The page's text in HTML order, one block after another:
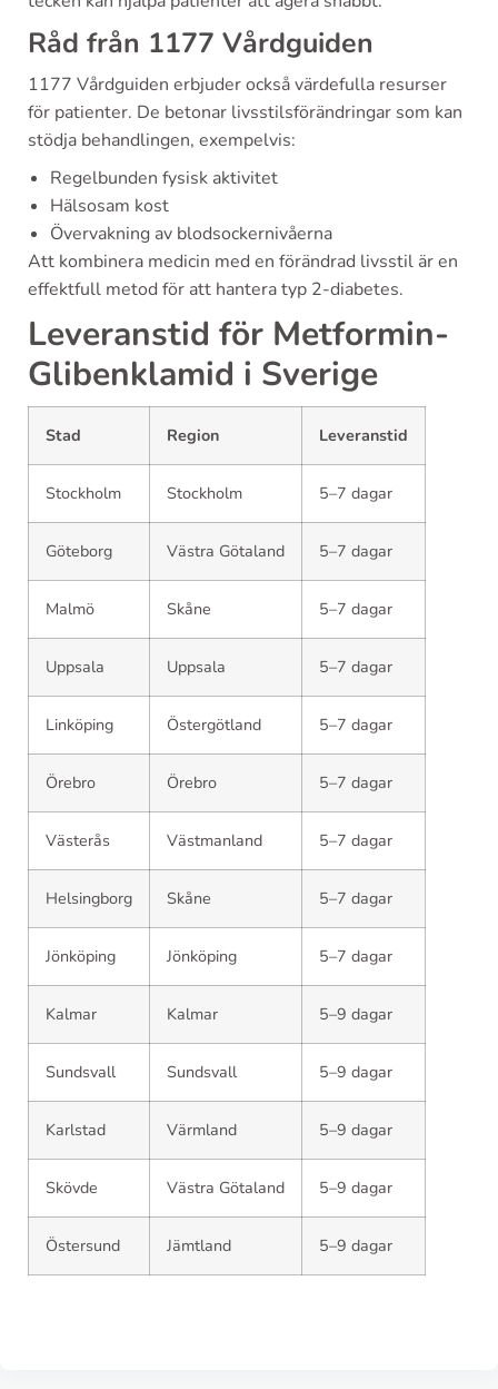
Råd från 1177 Vårdguiden
1177 Vårdguiden erbjuder också värdefulla resurser
för patienter. De betonar livsstilsförändringar som kan
stödja behandlingen, exempelvis:
Regelbunden fysisk aktivitet
Hälsosam kost
Övervakning av blodsockernivåerna
Att kombinera medicin med en förändrad livsstil är en
effektfull metod för att hantera typ 2-diabetes.
Leveranstid för Metformin-
Glibenklamid i Sverige
Stad Region Leveranstid
Stockholm Stockholm 5–7 dagar
Göteborg Västra Götaland 5–7 dagar
Malmö Skåne 5–7 dagar
Uppsala Uppsala 5–7 dagar
Linköping Östergötland 5–7 dagar
Örebro Örebro 5–7 dagar
Västerås Västmanland 5–7 dagar
Helsingborg Skåne 5–7 dagar
Jönköping Jönköping 5–7 dagar
Kalmar Kalmar 5–9 dagar
Sundsvall Sundsvall 5–9 dagar
Karlstad Värmland 5–9 dagar
Skövde Västra Götaland 5–9 dagar
Östersund Jämtland 5–9 dagar